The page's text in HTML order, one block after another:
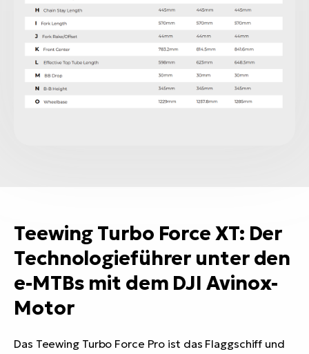
Teewing Turbo Force XT: Der
Technologieführer unter den
e-MTBs mit dem DJI Avinox-
Motor
Das Teewing Turbo Force Pro ist das Flaggschiff und